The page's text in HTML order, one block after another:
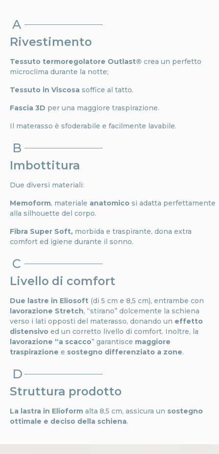
A
Rivestimento
Tessuto termoregolatore Outlast® crea un perfetto
microclima durante la notte;
Tessuto in Viscosa soffice al tatto.
Fascia 3D per una maggiore traspirazione.
Il materasso è sfoderabile e facilmente lavabile.
B
Imbottitura
Due diversi materiali:
Memoform, materiale anatomico si adatta perfettamente
alla silhouette del corpo.
Fibra Super Soft, morbida e traspirante, dona extra
comfort ed igiene durante il sonno.
C
Livello di comfort
Due lastre in Eliosoft (di 5 cm e 8,5 cm), entrambe con
lavorazione Stretch, “stirano” dolcemente la schiena
verso i lati opposti del materasso, donando un effetto
distensivo ed un corretto livello di comfort. Inoltre, la
lavorazione “a scacco” garantisce maggiore
traspirazione e sostegno differenziato a zone.
D
Struttura prodotto
La lastra in Elioform alta 8,5 cm, assicura un sostegno
ottimale e deciso della schiena.